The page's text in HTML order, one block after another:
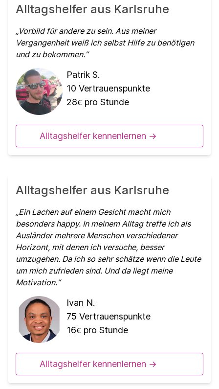
Alltagshelfer aus Karlsruhe
Vorbild für andere zu sein. Aus meiner
Vergangenheit weiß ich selbst Hilfe zu benötigen
und zu bekommen.
Patrik S.
10 Vertrauenspunkte
28€ pro Stunde
Alltagshelfer kennenlernen ->
Alltagshelfer aus Karlsruhe
Ein Lachen auf einem Gesicht macht mich
besonders happy. In meinem Alltag treffe ich als
Ausländer mehrere Menschen verschiedener
Horizont, mit denen ich versuche, besser
umzugehen. Da ich so sehr schätze wenn die Leute
um mich zufrieden sind. Und da liegt meine
Motivation.
Ivan N.
75 Vertrauenspunkte
16€ pro Stunde
Alltagshelfer kennenlernen ->